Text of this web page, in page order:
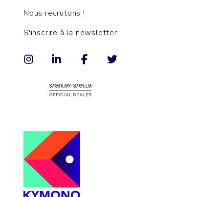
Nous recrutons !
S'inscrire à la newsletter